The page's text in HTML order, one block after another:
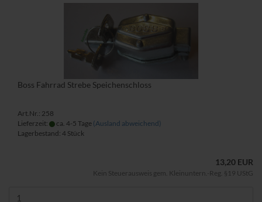
Boss Fahrrad Strebe Speichenschloss
Art.Nr.: 258
Lieferzeit:
ca. 4-5 Tage (Ausland abweichend)
Lagerbestand: 4 Stück
13,20 EUR
Kein Steuerausweis gem. Kleinuntern.-Reg. §19 UStG